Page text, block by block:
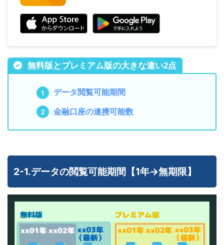
無料会員 プレミアム会員
プレミアムサポート × ○
データバックアップ保証
サービス継続性保障
×
無料版とプレミアム版の大きな違い2点
データ閲覧可能期間
金融口座の連携可能数
2-1.データの閲覧可能期間【1年→無期限】